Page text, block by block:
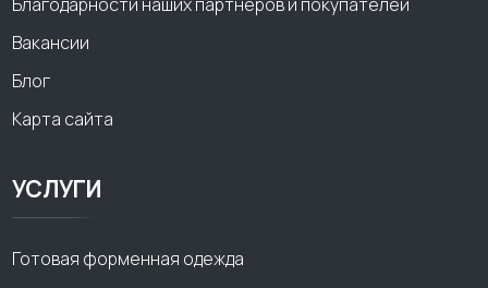
Вакансии
Блог
Карта сайта
УСЛУГИ
Готовая форменная одежда